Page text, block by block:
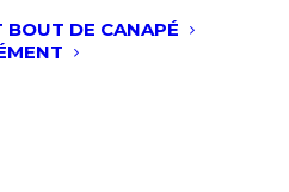
BOUT DE CANAPÉ
cette table rectangulaire
et fonctionnel, vous
toujours à portée
elle offre deux